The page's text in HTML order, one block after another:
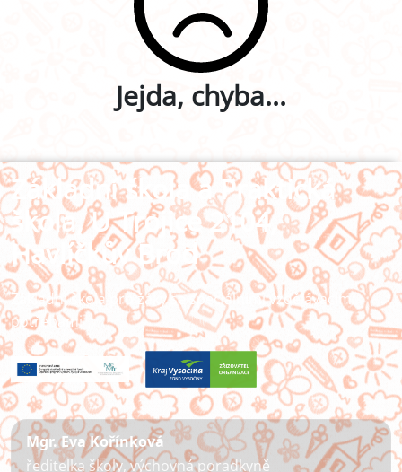
Jejda, chyba...
Základní škola a Praktická
škola, U Trojice 2104,
Havlíčkův Brod
Základní škola pro žáky se speciálními vzdělávacími
potřebami
Mgr. Eva Kořínková
ředitelka školy, výchovná poradkyně